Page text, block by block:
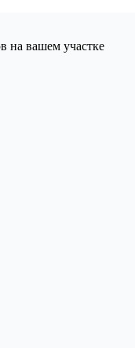
на вашем участке